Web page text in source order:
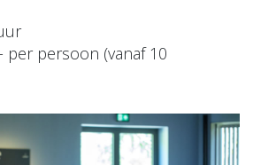
(vanaf 10